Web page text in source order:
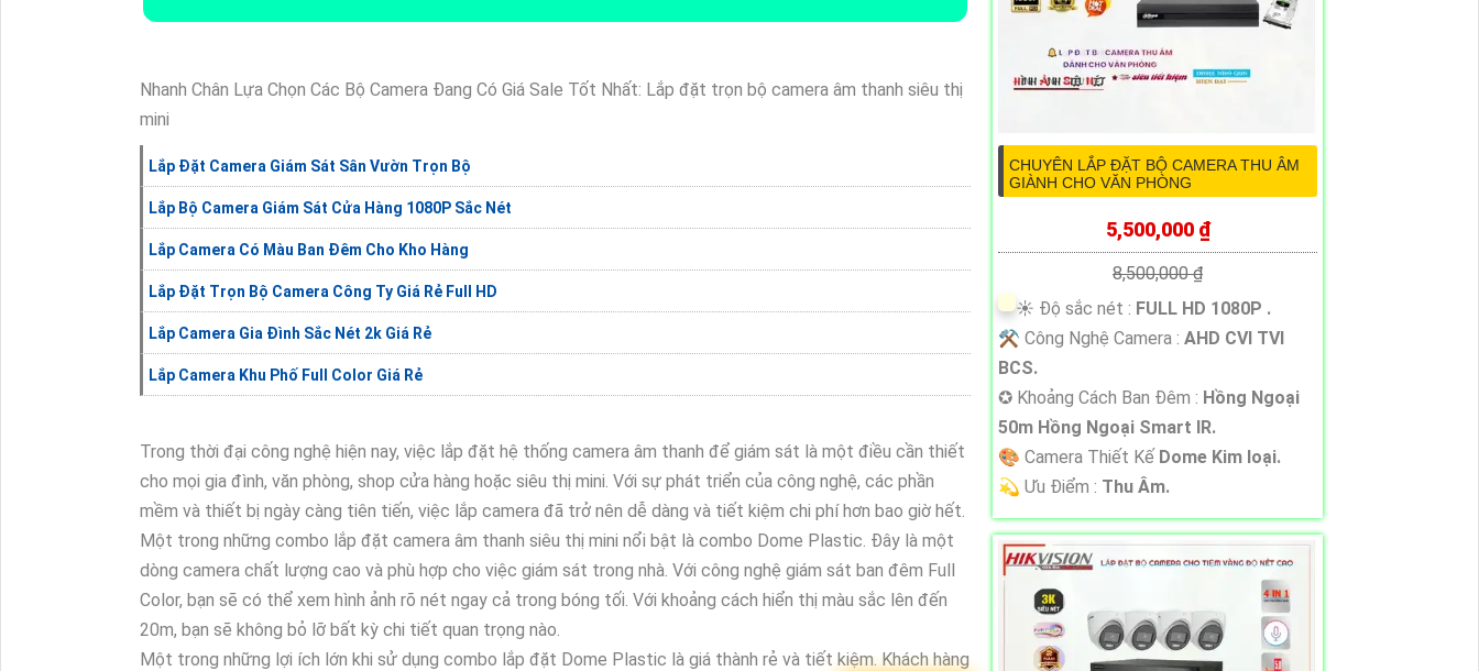
Nhanh Chân Lựa Chọn Các Bộ Camera Đang Có Giá Sale Tốt Nhất: Lắp đặt trọn bộ camera âm thanh siêu thị
mini
Lắp Đặt Camera Giám Sát Sân Vườn Trọn Bộ
Lắp Bộ Camera Giám Sát Cửa Hàng 1080P Sắc Nét
Lắp Camera Có Màu Ban Đêm Cho Kho Hàng
Lắp Đặt Trọn Bộ Camera Công Ty Giá Rẻ Full HD
Lắp Camera Gia Đình Sắc Nét 2k Giá Rẻ
Lắp Camera Khu Phố Full Color Giá Rẻ
Trong thời đại công nghệ hiện nay, việc lắp đặt hệ thống camera âm thanh để giám sát là một điều cần thiết
cho mọi gia đình, văn phòng, shop cửa hàng hoặc siêu thị mini. Với sự phát triển của công nghệ, các phần
mềm và thiết bị ngày càng tiên tiến, việc lắp camera đã trở nên dễ dàng và tiết kiệm chi phí hơn bao giờ hết.
Một trong những combo lắp đặt camera âm thanh siêu thị mini nổi bật là combo Dome Plastic. Đây là một
dòng camera chất lượng cao và phù hợp cho việc giám sát trong nhà. Với công nghệ giám sát ban đêm Full
Color, bạn sẽ có thể xem hình ảnh rõ nét ngay cả trong bóng tối. Với khoảng cách hiển thị màu sắc lên đến
20m, bạn sẽ không bỏ lỡ bất kỳ chi tiết quan trọng nào.
Một trong những lợi ích lớn khi sử dụng combo lắp đặt Dome Plastic là giá thành rẻ và tiết kiệm. Khách hàng
CHUYÊN LẮP ĐẶT BỘ CAMERA THU ÂM
GIÀNH CHO VĂN PHÒNG
5,500,000 ₫
8,500,000 ₫
☀️ Độ sắc nét : FULL HD 1080P .
⚒ Công Nghệ Camera : AHD CVI TVI
BCS.
✪ Khoảng Cách Ban Đêm : Hồng Ngoại
50m Hồng Ngoại Smart IR.
🎨 Camera Thiết Kế Dome Kim loại.
️💫 Ưu Điểm : Thu Âm.